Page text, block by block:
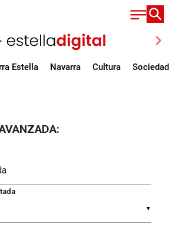
chevron_right
Estella Navarra Cultura Sociedad
▼